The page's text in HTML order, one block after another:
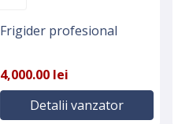
Frigider profesional
4,000.00 lei
Detalii vanzator